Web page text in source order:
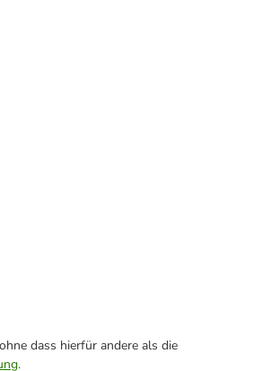
dass hierfür andere als die
.